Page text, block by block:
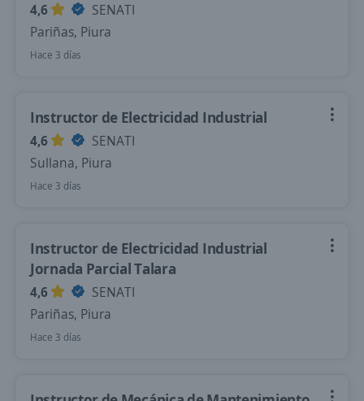
4,6
SENATI
Pariñas, Piura
Hace 3 días
Instructor de Electricidad Industrial
4,6
SENATI
Sullana, Piura
Hace 3 días
Instructor de Electricidad Industrial
Jornada Parcial Talara
4,6
SENATI
Pariñas, Piura
Hace 3 días